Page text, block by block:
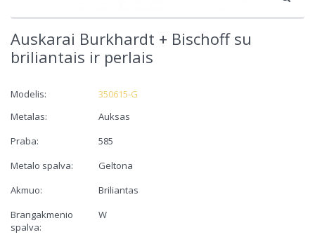
Auskarai Burkhardt + Bischoff su
briliantais ir perlais
Modelis:
350615-G
Metalas:
Auksas
Praba:
585
Metalo spalva:
Geltona
Akmuo:
Briliantas
Brangakmenio
spalva:
W